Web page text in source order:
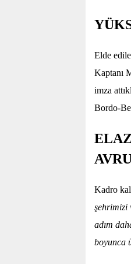
Elde
Kaptanı
imza
Bordo-
Kadro
şehrimizi
adım
boyunca